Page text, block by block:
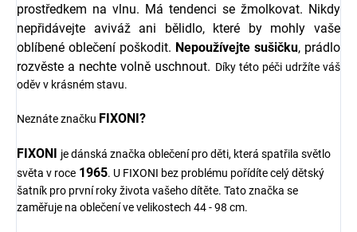
prostředkem na vlnu. Má tendenci se žmolkovat. Nikdy
nepřidávejte aviváž ani bělidlo, které by mohly vaše
oblíbené oblečení poškodit. Nepoužívejte sušičku, prádlo
rozvěste a nechte volně uschnout. Díky této péči udržíte váš
oděv v krásném stavu.
Neznáte značku FIXONI?
FIXONI je dánská značka oblečení pro děti, která spatřila světlo
světa v roce 1965. U FIXONI bez problému pořídíte celý dětský
šatník pro první roky života vašeho dítěte. Tato značka se
zaměřuje na oblečení ve velikostech 44 - 98 cm.